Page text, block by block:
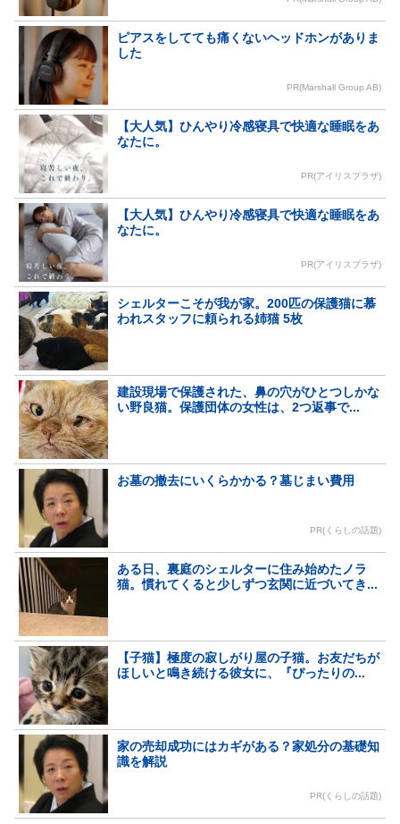
ピアスをしてても痛くないヘッドホンがありま
した
PR(Marshall Group AB)
【大人気】ひんやり冷感寝具で快適な睡眠をあ
なたに。
PR(アイリスプラザ)
【大人気】ひんやり冷感寝具で快適な睡眠をあ
なたに。
PR(アイリスプラザ)
シェルターこそが我が家。200匹の保護猫に慕
われスタッフに頼られる姉猫 5枚
建設現場で保護された、鼻の穴がひとつしかな
い野良猫。保護団体の女性は、2つ返事で...
お墓の撤去にいくらかかる？墓じまい費用
PR(くらしの話題)
ある日、裏庭のシェルターに住み始めたノラ
猫。慣れてくると少しずつ玄関に近づいてき...
【子猫】極度の寂しがり屋の子猫。お友だちが
ほしいと鳴き続ける彼女に、『ぴったりの...
家の売却成功にはカギがある？家処分の基礎知
識を解説
PR(くらしの話題)